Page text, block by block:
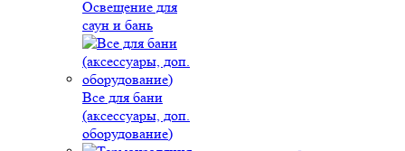
Освещение для
саун и бань
Все для бани
(аксессуары, доп.
оборудование)